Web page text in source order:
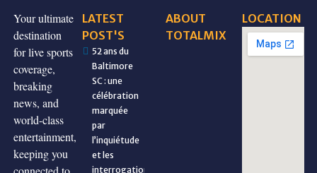
Your ultimate
destination
for live sports
coverage,
breaking
news, and
world-class
entertainment,
keeping you
LATEST
POST'S
52 ans du
Baltimore
SC : une
célébration
marquée
par
l’inquiétude
et les
interrogations
ABOUT
TOTALMIX
LOCATION